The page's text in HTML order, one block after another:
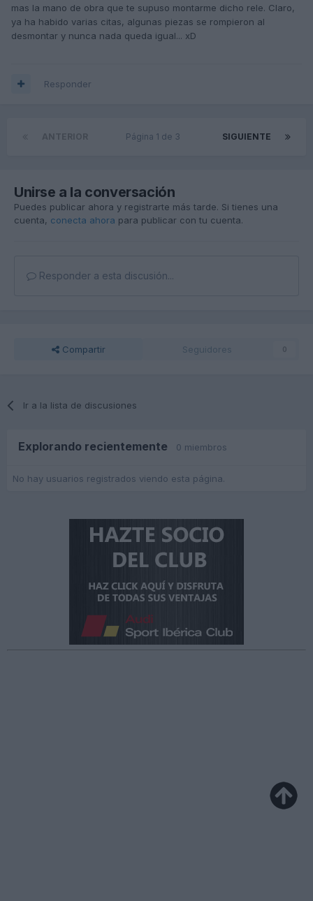
mas la mano de obra que te supuso montarme dicho rele. Claro,
ya ha habido varias citas, algunas piezas se rompieron al
desmontar y nunca nada queda igual... xD
Responder
SIGUIENTE
Página 1 de 3
Unirse a la conversación
Puedes publicar ahora y registrarte más tarde. Si tienes una
cuenta, conecta ahora para publicar con tu cuenta.
Responder a esta discusión...
Compartir Seguidores 0
Ir a la lista de discusiones
Explorando recientemente 0 miembros
No hay usuarios registrados viendo esta página.